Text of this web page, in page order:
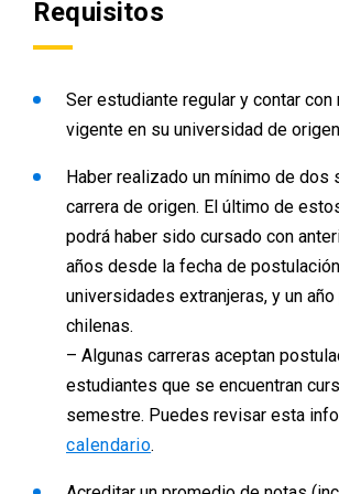
Requisitos
Ser estudiante regular y contar con
vigente en su universidad de
Haber realizado un mínimo de dos
carrera de origen. El último de
podrá haber sido cursado con
años desde la fecha de
universidades extranjeras, y un año
chilenas.
– Algunas carreras aceptan
estudiantes que se encuentran
semestre. Puedes revisar esta
calendario.